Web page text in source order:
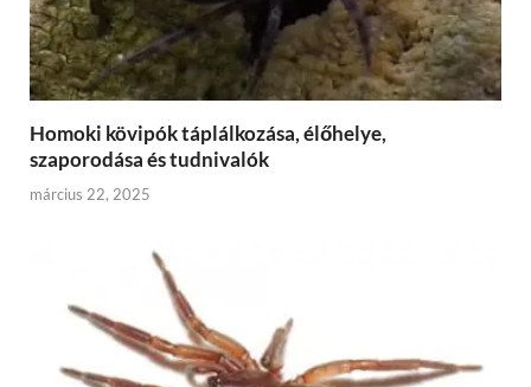
Homoki kövipók táplálkozása, élőhelye,
szaporodása és tudnivalók
március 22, 2025